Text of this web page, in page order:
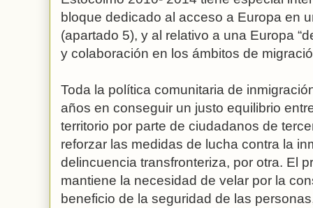
bloque dedicado al acceso a Europa en
(apartado 5), y al relativo a una Europa
y colaboración en los ámbitos de
Toda la política comunitaria de
años en conseguir un justo equilibrio
territorio por parte de ciudadanos de
reforzar las medidas de lucha contra la
delincuencia transfronteriza, por otra. El
mantiene la necesidad de velar por la
beneficio de la seguridad de las